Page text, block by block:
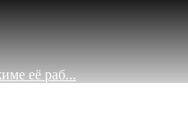
её раб...